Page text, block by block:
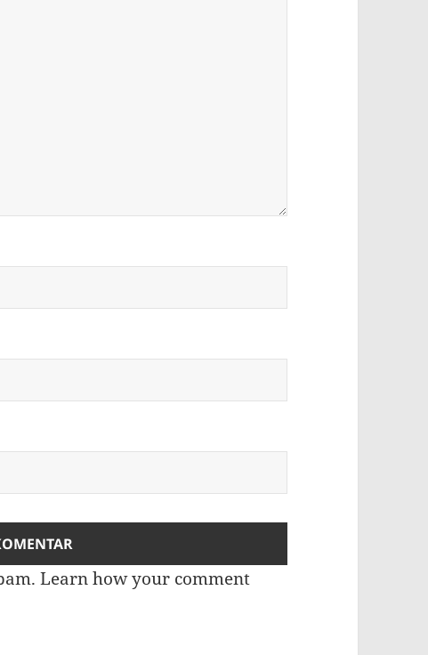
Learn how your comment